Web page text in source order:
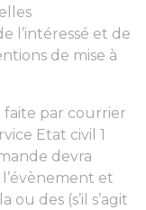
l’intéressé et de
de mise à
par courrier
Etat civil 1
devra
et
ou des (s’il s’agit